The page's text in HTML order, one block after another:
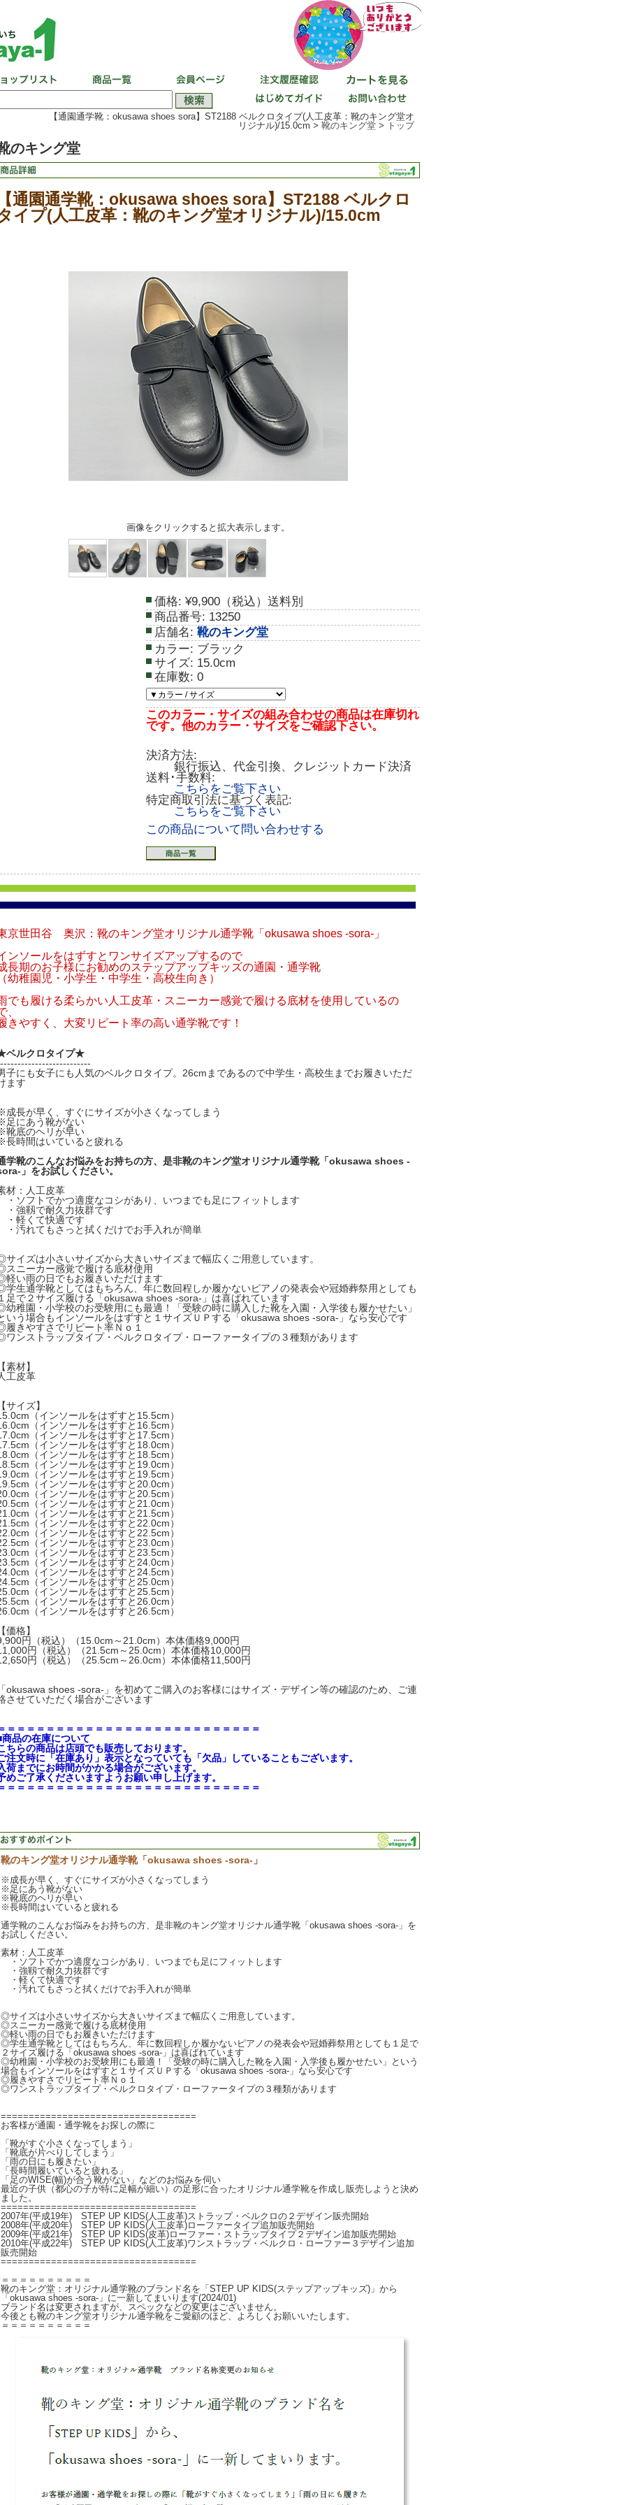
【通園通学靴：okusawa shoes sora】ST2188 ベルクロタイプ(人工皮革：靴のキング堂オ
リジナル)/15.0cm > 靴のキング堂> トップ
のキング堂
通園通学靴：okusawa shoes sora】ST2188 ベルクロ
イプ(人工皮革：靴のキング堂オリジナル)/15.0cm
画像をクリックすると拡大表示します。
価格: ¥9,900（税込）送料別
商品番号: 13250
店舗名: 靴のキング堂
カラー: ブラック
サイズ: 15.0cm
在庫数: 0
このカラー・サイズの組み合わせの商品は在庫切れ
です。他のカラー・サイズをご確認下さい。
決済方法:
銀行振込、代金引換、クレジットカード決済
送料･手数料:
こちらをご覧下さい
特定商取引法に基づく表記:
こちらをご覧下さい
この商品について問い合わせする
京世田谷 奥沢：靴のキング堂オリジナル通学靴「okusawa shoes -sora-」
ンソールをはずすとワンサイズアップするので
長期のお子様にお勧めのステップアップキッズの通園・通学靴
幼稚園児・小学生・中学生・高校生向き）
でも履ける柔らかい人工皮革・スニーカー感覚で履ける底材を使用しているの
、
きやすく、大変リピート率の高い通学靴です！
ベルクロタイプ★
子にも女子にも人気のベルクロタイプ。26cmまであるので中学生・高校生までお履きいただ
ます
長が早く、すぐにサイズが小さくなってしまう
足にあう靴がない
靴底のヘリが早い
長時間はいていると疲れる
学靴のこんなお悩みをお持ちの方、是非靴のキング堂オリジナル通学靴「okusawa shoes -
」をお試しください。
材：人工皮革
ソフトでかつ適度なコシがあり、いつまでも足にフィットします
強靱で耐久力抜群です
軽くて快適です
汚れてもさっと拭くだけでお手入れが簡単
イズは小さいサイズから大きいサイズまで幅広くご用意しています。
スニーカー感覚で履ける底材使用
軽い雨の日でもお履きいただけます
生通学靴としてはもちろん、年に数回程しか履かないピアノの発表会や冠婚葬祭用としても
足で２サイズ履ける「okusawa shoes -sora-」は喜ばれています
稚園・小学校のお受験用にも最適！「受験の時に購入した靴を入園・入学後も履かせたい」
いう場合もインソールをはずすと１サイズＵＰする「okusawa shoes -sora-」なら安心です
履きやすさでリピート率Ｎｏ１
ンストラップタイプ・ベルクロタイプ・ローファータイプの３種類があります
素材】
工皮革
サイズ】
（インソールをはずすと15.5cm）
（インソールをはずすと16.5cm）
（インソールをはずすと17.5cm）
（インソールをはずすと18.0cm）
（インソールをはずすと18.5cm）
（インソールをはずすと19.0cm）
（インソールをはずすと19.5cm）
（インソールをはずすと20.0cm）
（インソールをはずすと20.5cm）
（インソールをはずすと21.0cm）
（インソールをはずすと21.5cm）
（インソールをはずすと22.0cm）
（インソールをはずすと22.5cm）
（インソールをはずすと23.0cm）
（インソールをはずすと23.5cm）
（インソールをはずすと24.0cm）
（インソールをはずすと24.5cm）
（インソールをはずすと25.0cm）
（インソールをはずすと25.5cm）
（インソールをはずすと26.0cm）
（インソールをはずすと26.5cm）
価格】
円（税込）（15.0cm～21.0cm）本体価格9,000円
円（税込）（21.5cm～25.0cm）本体価格10,000円
円（税込）（25.5cm～26.0cm）本体価格11,500円
okusawa shoes -sora-」を初めてご購入のお客様にはサイズ・デザイン等の確認のため、ご連
させていただく場合がございます
＝＝＝＝＝＝＝＝＝＝＝＝＝＝＝＝＝＝＝＝＝＝＝＝＝＝
品の在庫について
ちらの商品は店頭でも販売しております。
注文時に「在庫あり」表示となっていても「欠品」していることもございます。
荷までにお時間がかかる場合がございます。
めご了承くださいますようお願い申し上げます。
＝＝＝＝＝＝＝＝＝＝＝＝＝＝＝＝＝＝＝＝＝＝＝＝＝＝
靴のキング堂オリジナル通学靴「okusawa shoes -sora-」
※成長が早く、すぐにサイズが小さくなってしまう
※足にあう靴がない
※靴底のヘリが早い
※長時間はいていると疲れる
通学靴のこんなお悩みをお持ちの方、是非靴のキング堂オリジナル通学靴「okusawa shoes -sora-」を
お試しください。
素材：人工皮革
・ソフトでかつ適度なコシがあり、いつまでも足にフィットします
・強靱で耐久力抜群です
・軽くて快適です
・汚れてもさっと拭くだけでお手入れが簡単
◎サイズは小さいサイズから大きいサイズまで幅広くご用意しています。
◎スニーカー感覚で履ける底材使用
◎軽い雨の日でもお履きいただけます
◎学生通学靴としてはもちろん、年に数回程しか履かないピアノの発表会や冠婚葬祭用としても１足で
２サイズ履ける「okusawa shoes -sora-」は喜ばれています
◎幼稚園・小学校のお受験用にも最適！「受験の時に購入した靴を入園・入学後も履かせたい」という
場合もインソールをはずすと１サイズＵＰする「okusawa shoes -sora-」なら安心です
◎履きやすさでリピート率Ｎｏ１
◎ワンストラップタイプ・ベルクロタイプ・ローファータイプの３種類があります
===================================
お客様が通園・通学靴をお探しの際に
「靴がすぐ小さくなってしまう」
「靴底が片べりしてしまう」
「雨の日にも履きたい」
「長時間履いていると疲れる」
「足のWISE(幅)が合う靴がない」などのお悩みを伺い
最近の子供（都心の子が特に足幅が細い）の足形に合ったオリジナル通学靴を作成し販売しようと決め
ました。
===================================
2007年(平成19年) STEP UP KIDS(人工皮革)ストラップ・ベルクロの２デザイン販売開始
2008年(平成20年) STEP UP KIDS(人工皮革)ローファータイプ追加販売開始
2009年(平成21年) STEP UP KIDS(皮革)ローファー・ストラップタイプ２デザイン追加販売開始
2010年(平成22年) STEP UP KIDS(人工皮革)ワンストラップ・ベルクロ・ローファー３デザイン追加
販売開始
===================================
＝＝＝＝＝＝＝＝＝＝
靴のキング堂：オリジナル通学靴のブランド名を「STEP UP KIDS(ステップアップキッズ)」から
「okusawa shoes -sora-」に一新してまいります(2024/01)
ブランド名は変更されますが、スペックなどの変更はございません。
今後とも靴のキング堂オリジナル通学靴をご愛顧のほど、よろしくお願いいたします。
＝＝＝＝＝＝＝＝＝＝